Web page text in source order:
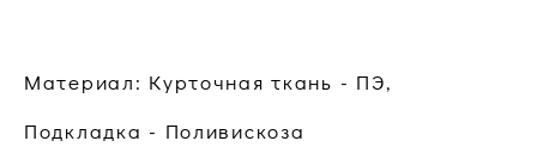
Материал: Курточная ткань - ПЭ,
Подкладка - Поливискоза